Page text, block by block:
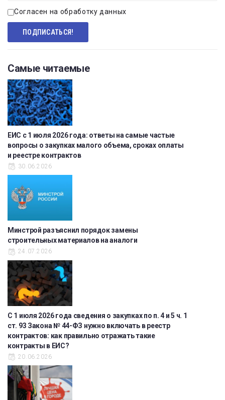
Согласен на обработку данных
Самые читаемые
ЕИС с 1 июля 2026 года: ответы на самые частые
вопросы о закупках малого объема, сроках оплаты
и реестре контрактов
30.06.2026
Минстрой разъяснил порядок замены
строительных материалов на аналоги
24.07.2026
С 1 июля 2026 года сведения о закупках по п. 4 и 5 ч. 1
ст. 93 Закона № 44-ФЗ нужно включать в реестр
контрактов: как правильно отражать такие
контракты в ЕИС?
20.06.2026